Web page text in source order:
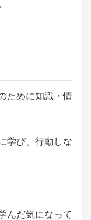
ために知識・情
学び、行動しな
んだ気になって